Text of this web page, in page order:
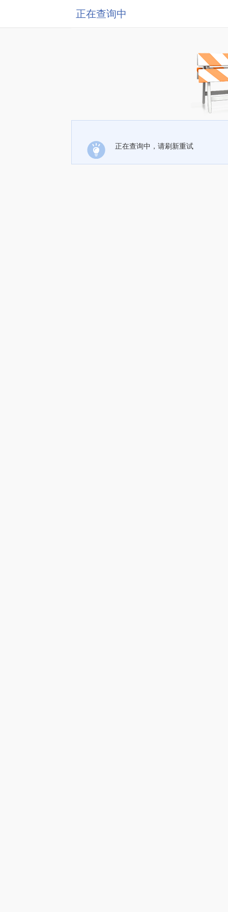
正在查询中
正在查询中，请刷新重试